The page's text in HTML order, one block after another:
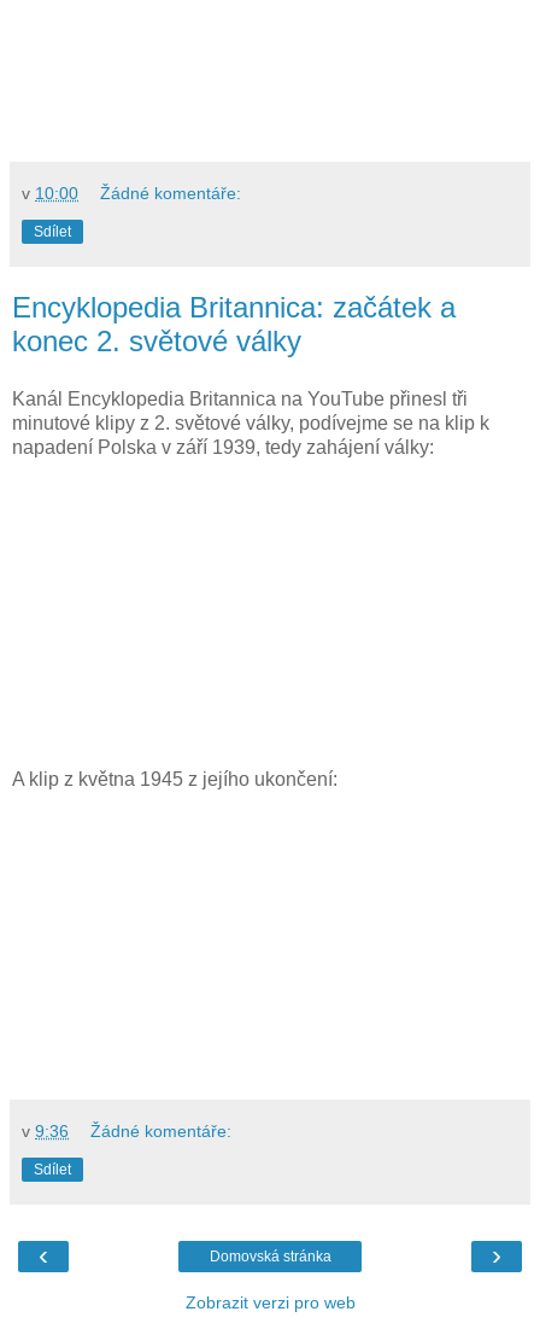
v 10:00 Žádné komentáře:
Sdílet
Encyklopedia Britannica: začátek a
konec 2. světové války
Kanál Encyklopedia Britannica na YouTube přinesl tři
minutové klipy z 2. světové války, podívejme se na klip k
napadení Polska v září 1939, tedy zahájení války:
A klip z května 1945 z jejího ukončení:
v 9:36 Žádné komentáře:
Sdílet
‹ ›
Domovská stránka
Zobrazit verzi pro web